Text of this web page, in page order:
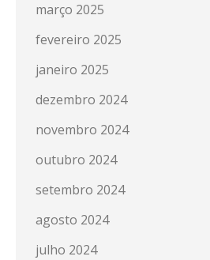
março 2025
fevereiro 2025
janeiro 2025
dezembro 2024
novembro 2024
outubro 2024
setembro 2024
agosto 2024
julho 2024